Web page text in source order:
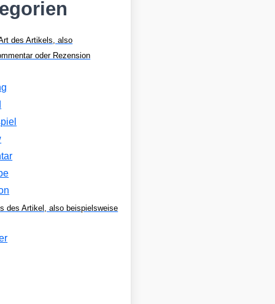
des Artikels, also
oder Rezension
des Artikel, also beispielsweise